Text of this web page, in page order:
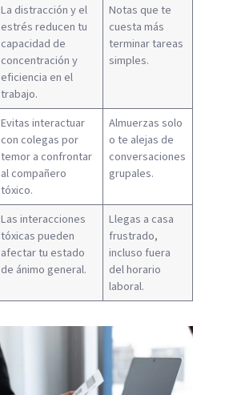
La distracción y el
estrés reducen tu
capacidad de
concentración y
eficiencia en el
trabajo.
Notas que te
cuesta más
terminar tareas
simples.
Evitas interactuar
con colegas por
temor a confrontar
al compañero
tóxico.
Almuerzas solo
o te alejas de
conversaciones
grupales.
Las interacciones
tóxicas pueden
afectar tu estado
de ánimo general.
Llegas a casa
frustrado,
incluso fuera
del horario
laboral.